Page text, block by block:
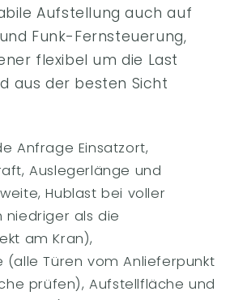
Aufstellung auch auf
Funk-Fernsteuerung,
flexibel um die Last
aus der besten Sicht
Anfrage Einsatzort,
Auslegerlänge und
Hublast bei voller
niedriger als die
am Kran),
(alle Türen vom Anlieferpunkt
prüfen), Aufstellfläche und